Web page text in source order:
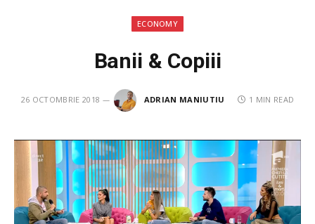
ECONOMY
Banii & Copiii
26 OCTOMBRIE 2018 ADRIAN MANIUTIU 1 MIN READ